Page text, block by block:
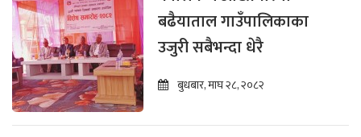
बढैयाताल गाउँपालिकाका
उजुरी सबैभन्दा धेरै
बुधबार, माघ २८, २०८२